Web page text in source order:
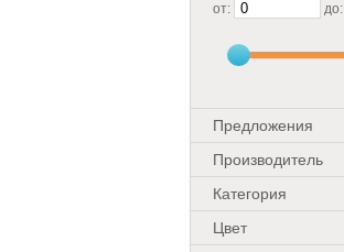
от: до:
Предложения
Производитель
Категория
Цвет